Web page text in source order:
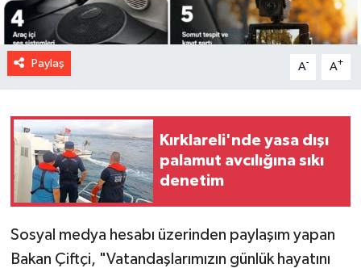
Paylaş A- A+
Kırklareli'nde yasa dışı
palamut avcılığına sıkı
denetim
Sosyal medya hesabı üzerinden paylaşım yapan
Bakan Çiftçi, "Vatandaşlarımızın günlük hayatını